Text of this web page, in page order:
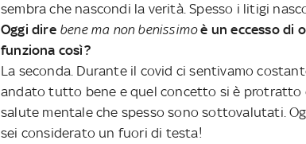
sembra che nascondi la verità. Spesso i litigi
Oggi dire bene ma non benissimoè un eccesso di
funziona così?
La seconda. Durante il covid ci sentivamo
andato tutto bene e quel concetto si è protratto
salute mentale che spesso sono sottovalutati.
sei considerato un fuori di testa!